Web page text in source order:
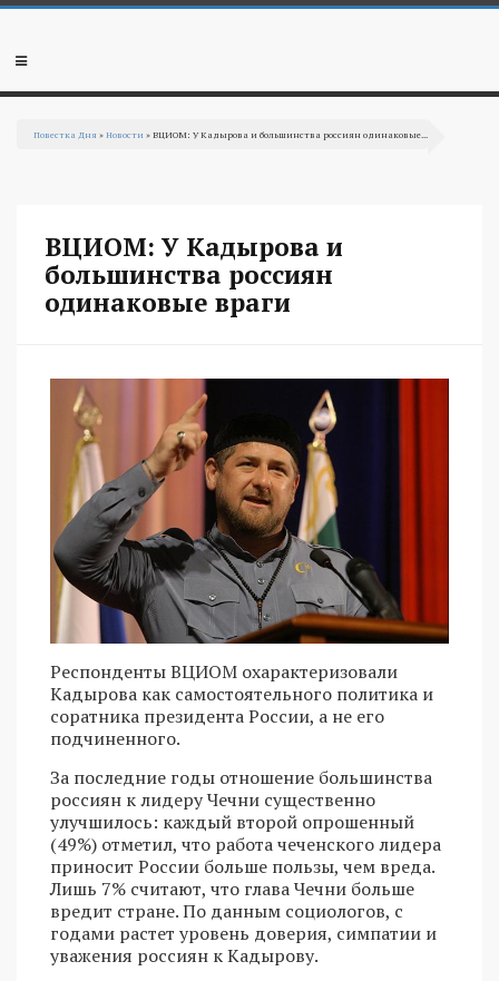
Перейти к основному содержанию
Мобильное
Повестка Дня »Новости » ВЦИОМ: У Кадырова и большинства россиян одинаковые...
ВЦИОМ: У Кадырова и
большинства россиян
одинаковые враги
Респонденты ВЦИОМ охарактеризовали
Кадырова как самостоятельного политика и
соратника президента России, а не его
подчиненного.
За последние годы отношение большинства
россиян к лидеру Чечни существенно
улучшилось: каждый второй опрошенный
(49%) отметил, что работа чеченского лидера
приносит России больше пользы, чем вреда.
Лишь 7% считают, что глава Чечни больше
вредит стране. По данным социологов, с
годами растет уровень доверия, симпатии и
уважения россиян к Кадырову.